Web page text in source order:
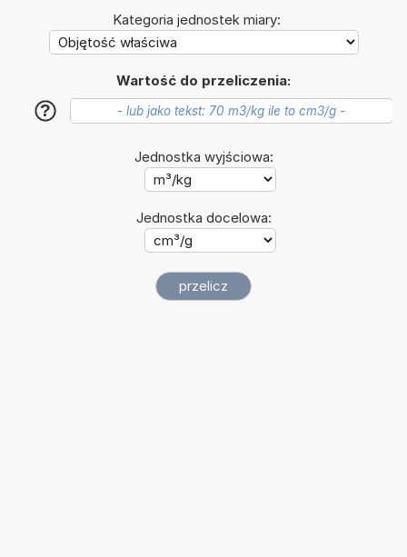
Kategoria jednostek miary:
Wartość do przeliczenia:
?
Jednostka wyjściowa:
Jednostka docelowa: